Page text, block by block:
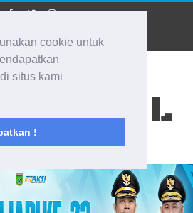
cookie untuk
situs kami
!
KALSEL
Ke Segala Arah